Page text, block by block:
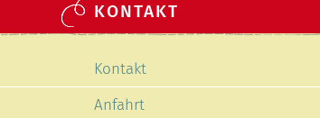
KONTAKT
überspringen
Kontakt
Anfahrt